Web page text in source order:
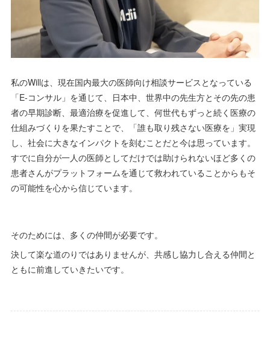
私のWillは、現在国内最大の医師向け相談サービスとなっている
「E-コンサル」を通じて、日本中、世界中の先生方とその先の患
者の早期診断、最適治療を促進して、何世代もずっと続く医療の
仕組みづくりを果たすことで、「誰も取り残さない医療を」実現
し、社会に大きなインパクトを刻むことだと今は思っています。
すでに自分が一人の医師としてだけでは助けられないほど多くの
患者さんがプラットフォームを通じて救われていることからもそ
の可能性を心から信じています。
そのためには、多くの仲間が必要です。
決して楽な道のりではありませんが、共感し協力し合える仲間と
ともに前進していきたいです。